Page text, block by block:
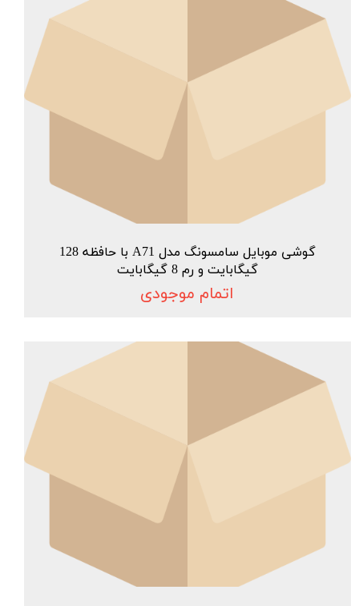
گوشی موبایل سامسونگ مدل A71 با حافظه 128
گیگابایت و رم 8 گیگابایت
اتمام موجودی